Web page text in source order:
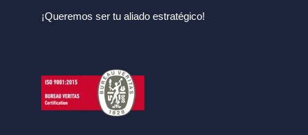
¡Queremos ser tu aliado estratégico!